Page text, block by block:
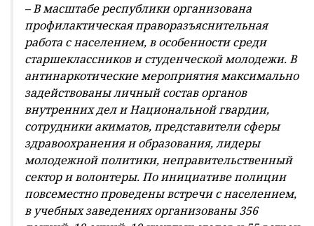
– В масштабе республики организована
профилактическая праворазъяснительная
работа с населением, в особенности среди
старшеклассников и студенческой молодежи. В
антинаркотические мероприятия максимально
задействованы личный состав органов
внутренних дел и Национальной гвардии,
сотрудники акиматов, представители сферы
здравоохранения и образования, лидеры
молодежной политики, неправительственный
сектор и волонтеры. По инициативе полиции
повсеместно проведены встречи с населением,
в учебных заведениях организованы 356